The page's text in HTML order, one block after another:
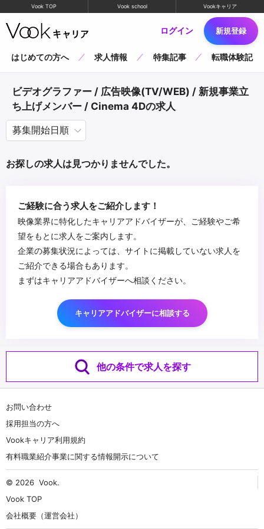
Vook TOP Vook school Vookキャリア
ログイン 新規登録
はじめての方へ 求人情報 特集記事 転職体験記
ビデオグラファー / 広告映像(TV/WEB) / 新規事業立
ち上げメンバー / Cinema 4Dの求人
お探しの求人は見つかりませんでした。
ご経験に合う求人をご紹介します！
映像業界に特化したキャリアアドバイザーが、ご経験やご希
望をもとに求人をご案内します。
企業の募集状況によっては、サイトに掲載していない求人を
ご紹介できる場合もあります。
まずはキャリアアドバイザーへ相談ください。
キャリアアドバイザーに相談する
他の条件で求人を探す
お問い合わせ
採用担当の方へ
Vookキャリア利用規約
有料職業紹介事業に関する情報開示について
© 2026 Vook.
Vook TOP
会社概要（運営会社）